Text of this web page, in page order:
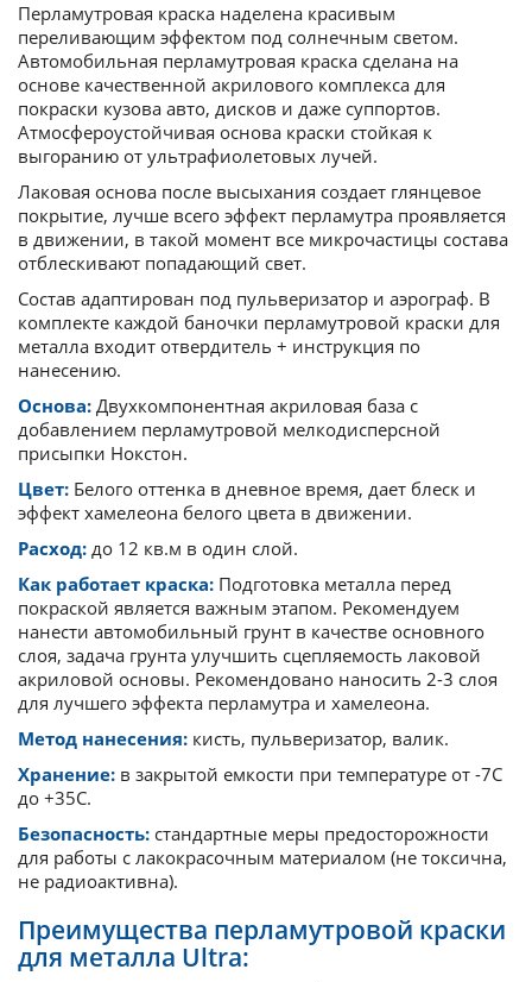
Перламутровая краска наделена красивым
переливающим эффектом под солнечным светом.
Автомобильная перламутровая краска сделана на
основе качественной акрилового комплекса для
покраски кузова авто, дисков и даже суппортов.
Атмосфероустойчивая основа краски стойкая к
выгоранию от ультрафиолетовых лучей.
Лаковая основа после высыхания создает глянцевое
покрытие, лучше всего эффект перламутра проявляется
в движении, в такой момент все микрочастицы состава
отблескивают попадающий свет.
Состав адаптирован под пульверизатор и аэрограф. В
комплекте каждой баночки перламутровой краски для
металла входит отвердитель + инструкция по
нанесению.
Основа: Двухкомпонентная акриловая база с
добавлением перламутровой мелкодисперсной
присыпки Нокстон.
Цвет: Белого оттенка в дневное время, дает блеск и
эффект хамелеона белого цвета в движении.
Расход: до 12 кв.м в один слой.
Как работает краска: Подготовка металла перед
покраской является важным этапом. Рекомендуем
нанести автомобильный грунт в качестве основного
слоя, задача грунта улучшить сцепляемость лаковой
акриловой основы. Рекомендовано наносить 2-3 слоя
для лучшего эффекта перламутра и хамелеона.
Метод нанесения: кисть, пульверизатор, валик.
Хранение: в закрытой емкости при температуре от -7С
до +35С.
Безопасность: стандартные меры предосторожности
для работы с лакокрасочным материалом (не токсична,
не радиоактивна).
Преимущества перламутровой краски
для металла Ultra: